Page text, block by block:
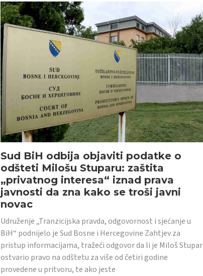
Sud BiH odbija objaviti podatke o
odšteti Milošu Stuparu: zaštita
„privatnog interesa“ iznad prava
javnosti da zna kako se troši javni
novac
Udruženje „Tranzicijska pravda, odgovornost i sjećanje u
BiH“ podnijelo je Sud Bosne i Hercegovine Zahtjev za
pristup informacijama, tražeći odgovor da li je Miloš Stupar
ostvario pravo na odštetu za više od četiri godine
provedene u pritvoru, te ako jeste